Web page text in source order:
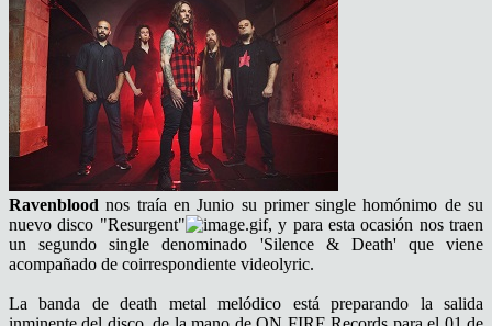
Ravenblood nos traía en Junio su primer single homónimo de su
nuevo disco "Resurgent"
, y para esta ocasión nos traen
un segundo single denominado 'Silence & Death' que viene
acompañado de coirrespondiente videolyric.
La banda de death metal melódico está preparando la salida